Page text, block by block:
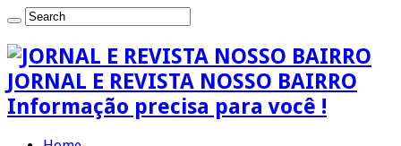
JORNAL E REVISTA NOSSO BAIRRO
Informação precisa para você !